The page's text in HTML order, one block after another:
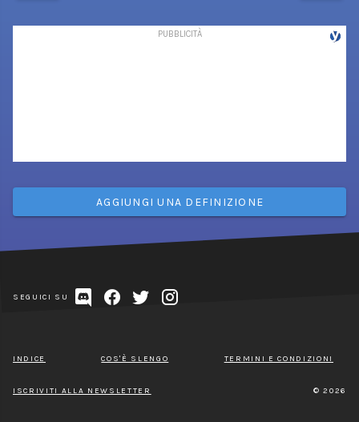
AGGIUNGI UNA DEFINIZIONE
SEGUICI SU
INDICE COS'È SLENGO TERMINI E CONDIZIONI
ISCRIVITI ALLA NEWSLETTER © 2026